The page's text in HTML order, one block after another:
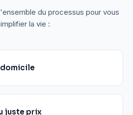
du processus pour vous
la vie :
juste prix